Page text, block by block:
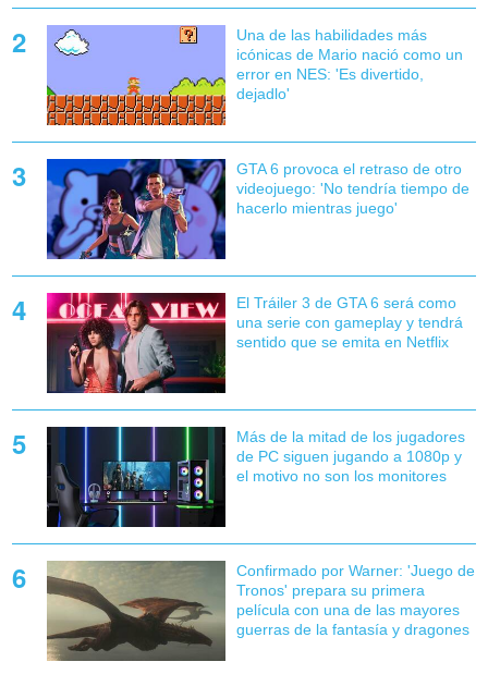
Una de las habilidades más
icónicas de Mario nació como un
error en NES: 'Es divertido,
dejadlo'
GTA 6 provoca el retraso de otro
videojuego: 'No tendría tiempo de
hacerlo mientras juego'
El Tráiler 3 de GTA 6 será como
una serie con gameplay y tendrá
sentido que se emita en Netflix
Más de la mitad de los jugadores
de PC siguen jugando a 1080p y
el motivo no son los monitores
Confirmado por Warner: 'Juego de
Tronos' prepara su primera
película con una de las mayores
guerras de la fantasía y dragones